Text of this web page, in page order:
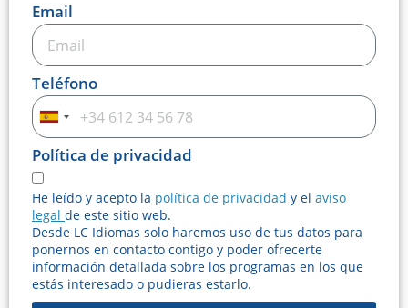
Email
Teléfono
Spain
+34
Política de privacidad
He leído y acepto la política de privacidad y el aviso
legal de este sitio web.
Desde LC Idiomas solo haremos uso de tus datos para
ponernos en contacto contigo y poder ofrecerte
información detallada sobre los programas en los que
estás interesado o pudieras estarlo.